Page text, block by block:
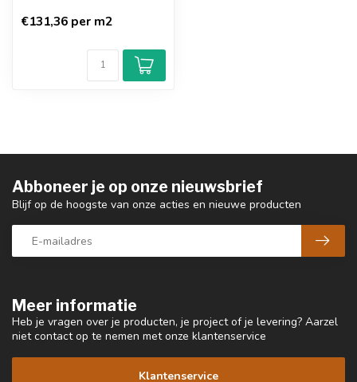
€131,36 per m2
Meer informatie
Heb je vragen over je producten, je project of je levering? Aarzel
niet contact op te nemen met onze klantenservice
Klantenservice
Abboneer je op onze nieuwsbrief
Blijf op de hoogste van onze acties en nieuwe producten